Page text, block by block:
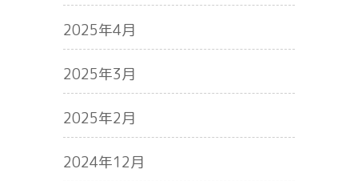
2025年4月
2025年3月
2025年2月
2024年12月